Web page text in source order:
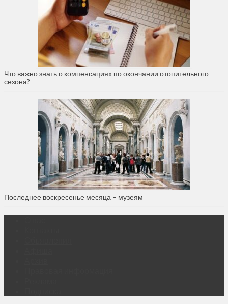
Что важно знать о компенсациях по окончании отопительного
сезона?
Последнее воскресенье месяца – музеям